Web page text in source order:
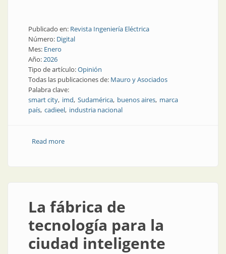
Publicado en: Revista Ingeniería Eléctrica
Número: Digital
Mes: Enero
Año:2026
Tipo de artículo:Opinión
Todas las publicaciones de: Mauro y Asociados
Palabra clave:
smart city imd Sudamérica buenos aires marca
país cadieel industria nacional
Read moreabout Ciudades inteligentes: la oportunidad de
La fábrica de
tecnología para la
ciudad inteligente